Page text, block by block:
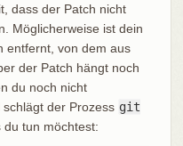
dass der Patch nicht
Möglicherweise ist dein
entfernt, von dem aus
der Patch hängt noch
du noch nicht
der Prozess git
tun möchtest: